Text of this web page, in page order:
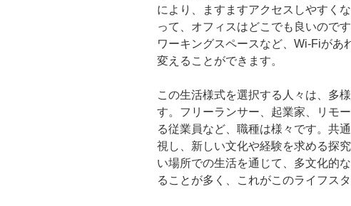
により、ますますアクセスしやすく
って、オフィスはどこでも良いので
ワーキングスペースなど、Wi-Fiがあ
変えることができます。
この生活様式を選択する人々は、多
す。フリーランサー、起業家、リモ
る従業員など、職種は様々です。共
視し、新しい文化や経験を求める探
い場所での生活を通じて、多文化的
ることが多く、これがこのライフス